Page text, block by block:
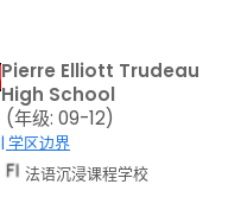
Pierre Elliott Trudeau
High School
(年级: 09-12)
| 学区边界
法语沉浸课程学校